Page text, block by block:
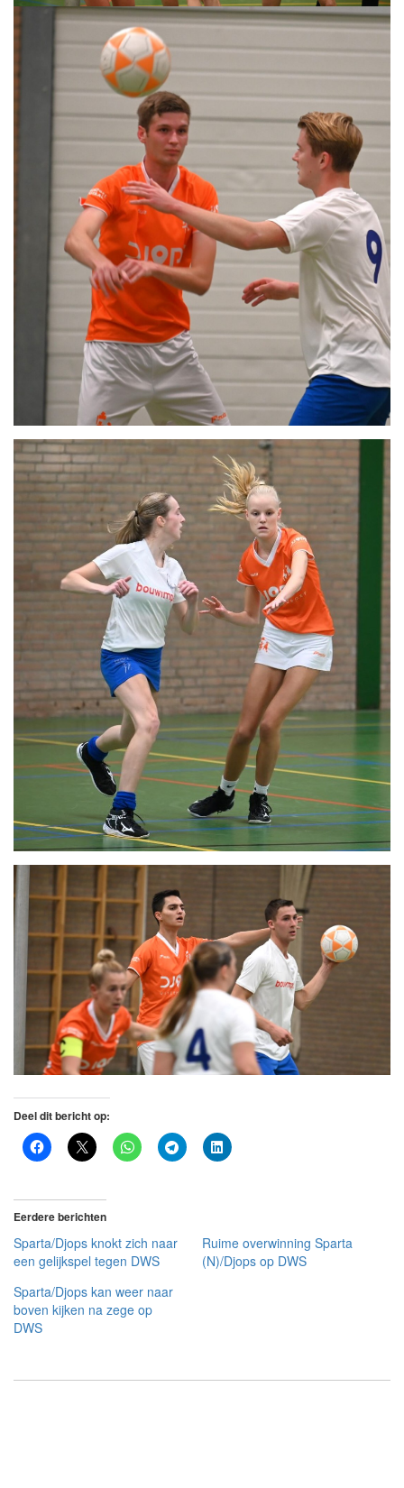
Deel dit bericht op:
Eerdere berichten
Sparta/Djops knokt zich naar
een gelijkspel tegen DWS
Ruime overwinning Sparta
(N)/Djops op DWS
Sparta/Djops kan weer naar
boven kijken na zege op
DWS